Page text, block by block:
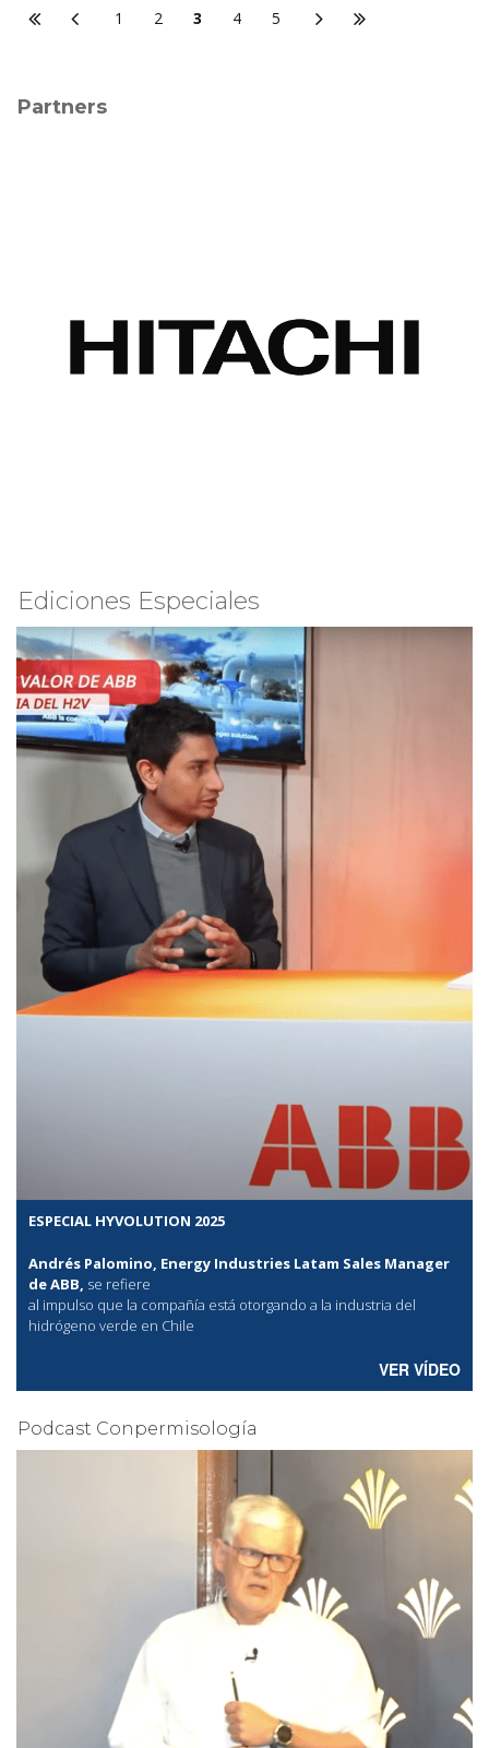
1 2 3 4 5
Partners
Ediciones Especiales
ESPECIAL HYVOLUTION 2025
Andrés Palomino, Energy Industries Latam Sales Manager
de ABB, se refiere
al impulso que la compañía está otorgando a la industria del
hidrógeno verde en Chile
VER VÍDEO
Podcast Conpermisología